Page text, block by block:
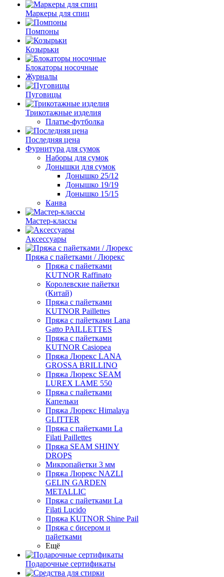
Маркеры для спиц
Помпоны
Козырьки
Блокаторы носочные
Журналы
Пуговицы
Трикотажные изделия
Платье-футболка
Последняя цена
Фурнитура для сумок
Наборы для сумок
Донышки для сумок
Донышко 25/12
Донышко 19/19
Донышко 15/15
Канва
Мастер-классы
Аксессуары
Пряжа с пайетками / Люрекс
Пряжа с пайетками
KUTNOR Raffinato
Королевские пайетки
(Китай)
Пряжа с пайетками
KUTNOR Paillettes
Пряжа с пайетками Lana
Gatto PAILLETTES
Пряжа с пайетками
KUTNOR Casiopea
Пряжа Люрекс LANA
GROSSA BRILLINO
Пряжа Люрекс SEAM
LUREX LAME 550
Пряжа с пайетками
Капельки
Пряжа Люрекс Himalaya
GLITTER
Пряжа с пайетками La
Filati Paillettes
Пряжа SEAM SHINY
DROPS
Микропайетки 3 мм
Пряжа Люрекс NAZLI
GELIN GARDEN
METALLIC
Пряжа с пайетками La
Filati Lucido
Пряжа KUTNOR Shine Pail
Пряжа с бисером и
пайетками
Ещё
Подарочные сертификаты